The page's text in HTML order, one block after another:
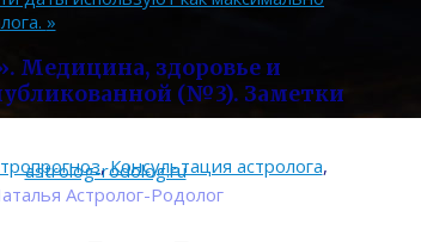
astrolog-rodolog.ru
Астролог-Родолог
»
Медицина, здоровье и
(№3). Заметки
,Консультация астролога,